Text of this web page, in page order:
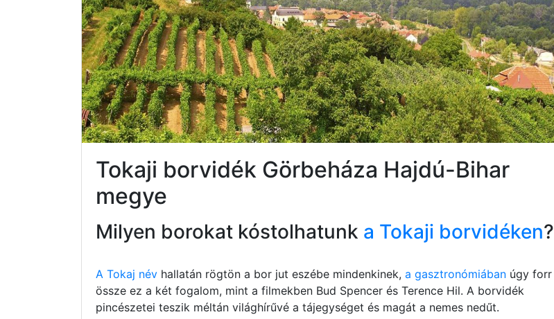
Tokaji borvidék Görbeháza Hajdú-Bihar
megye
Milyen borokat kóstolhatunk a Tokaji borvidéken?
A Tokaj név hallatán rögtön a bor jut eszébe mindenkinek, a gasztronómiában úgy forr
össze ez a két fogalom, mint a filmekben Bud Spencer és Terence Hil. A borvidék
pincészetei teszik méltán világhírűvé a tájegységet és magát a nemes nedűt.